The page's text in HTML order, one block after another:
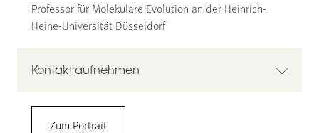
Professor für Molekulare Evolution an der Heinrich-
Heine-Universität Düsseldorf
Kontakt aufnehmen
Zum Portrait